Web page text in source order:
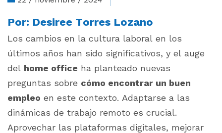
Por: Desiree Torres Lozano
Los cambios en la cultura laboral en los
últimos años han sido significativos, y el auge
del home office ha planteado nuevas
preguntas sobre cómo encontrar un buen
empleo en este contexto. Adaptarse a las
dinámicas de trabajo remoto es crucial.
Aprovechar las plataformas digitales, mejorar